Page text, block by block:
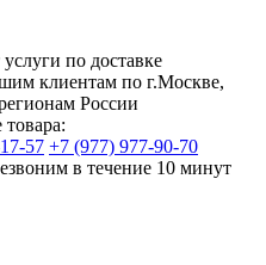
по доставке
клиентам по г.Москве,
России
57 +7 (977) 977-90-70
в течение 10 минут